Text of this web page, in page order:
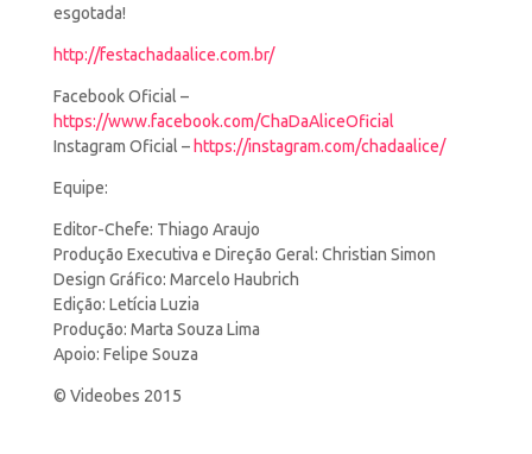
esgotada!
http://festachadaalice.com.br/
Facebook Oficial –
https://www.facebook.com/ChaDaAliceOficial
Instagram Oficial – https://instagram.com/chadaalice/
Equipe:
Editor-Chefe: Thiago Araujo
Produção Executiva e Direção Geral: Christian Simon
Design Gráfico: Marcelo Haubrich
Edição: Letícia Luzia
Produção: Marta Souza Lima
Apoio: Felipe Souza
© Videobes 2015